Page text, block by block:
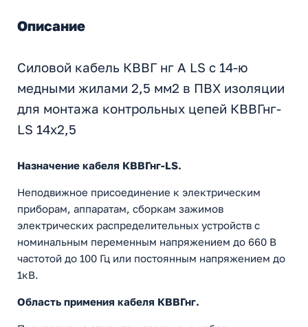
Описание
Силовой кабель КВВГ нг А LS с 14-ю
медными жилами 2,5 мм2 в ПВХ изоляции
для монтажа контрольных цепей КВВГнг-
LS 14х2,5
Назначение кабеля КВВГнг-LS.
Неподвижное присоединение к электрическим
приборам, аппаратам, сборкам зажимов
электрических распределительных устройств с
номинальным переменным напряжением до 660 В
частотой до 100 Гц или постоянным напряжением до
1кВ.
Область примения кабеля КВВГнг.